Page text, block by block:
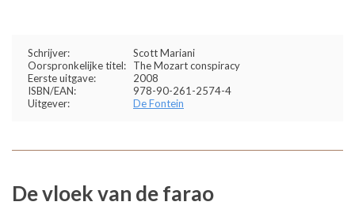
Schrijver:
Scott Mariani
Oorspronkelijke titel:
The Mozart conspiracy
Eerste uitgave:
2008
ISBN/EAN:
978-90-261-2574-4
Uitgever:
De Fontein
De vloek van de farao